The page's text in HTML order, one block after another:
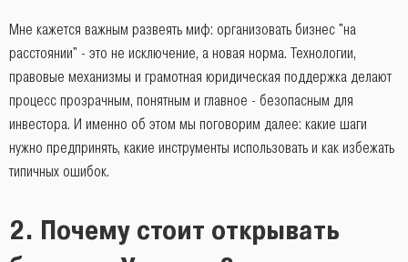
Мне кажется важным развеять миф: организовать бизнес "на
расстоянии" - это не исключение, а новая норма. Технологии,
правовые механизмы и грамотная юридическая поддержка делают
процесс прозрачным, понятным и главное - безопасным для
инвестора. И именно об этом мы поговорим далее: какие шаги
нужно предпринять, какие инструменты использовать и как избежать
типичных ошибок.
2. Почему стоит открывать